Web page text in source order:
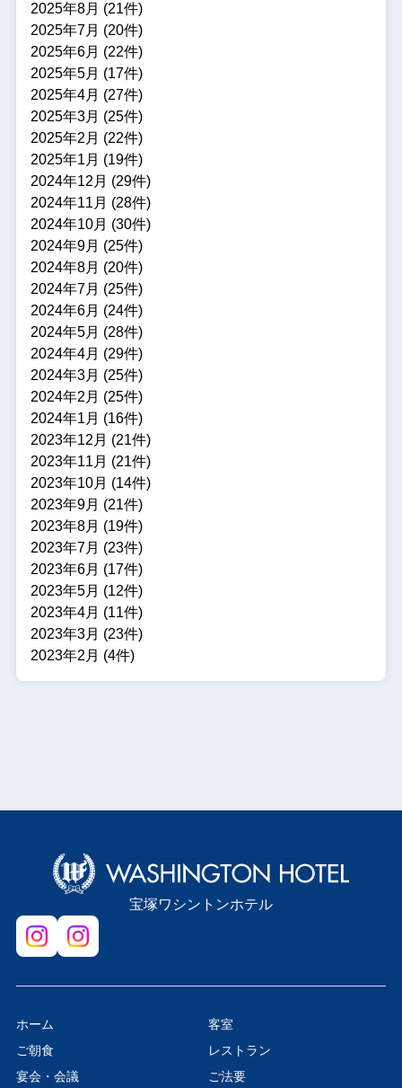
2025年8月 (21件)
2025年7月 (20件)
2025年6月 (22件)
2025年5月 (17件)
2025年4月 (27件)
2025年3月 (25件)
2025年2月 (22件)
2025年1月 (19件)
2024年12月 (29件)
2024年11月 (28件)
2024年10月 (30件)
2024年9月 (25件)
2024年8月 (20件)
2024年7月 (25件)
2024年6月 (24件)
2024年5月 (28件)
2024年4月 (29件)
2024年3月 (25件)
2024年2月 (25件)
2024年1月 (16件)
2023年12月 (21件)
2023年11月 (21件)
2023年10月 (14件)
2023年9月 (21件)
2023年8月 (19件)
2023年7月 (23件)
2023年6月 (17件)
2023年5月 (12件)
2023年4月 (11件)
2023年3月 (23件)
2023年2月 (4件)
宝塚ワシントンホテル
ホーム
客室
ご朝食
レストラン
宴会・会議
ご法要